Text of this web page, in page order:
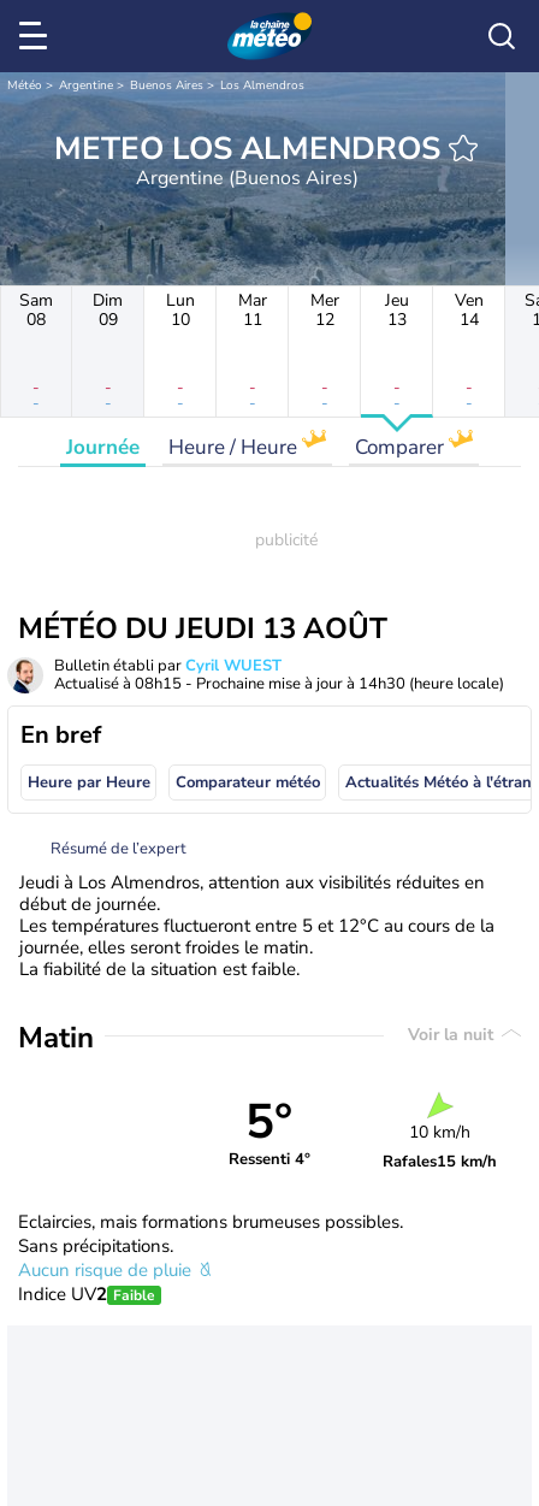
Météo Argentine Buenos Aires Los Almendros
METEO LOS ALMENDROS
Argentine (Buenos Aires)
Sam
08
-
-
Dim
09
-
-
Lun
10
-
-
Mar
11
-
-
Mer
12
-
-
Jeu
13
-
-
Ven
14
-
-
Journée Heure / Heure Comparer
MÉTÉO DU JEUDI 13 AOÛT
Bulletin établi parCyril WUEST
Actualisé à 08h15 - Prochaine mise à jour à 14h30 (heure locale)
En bref
Heure par Heure Comparateur météo
Résumé de l’expert
Jeudi à Los Almendros, attention aux visibilités réduites en
début de journée.
Les températures fluctueront entre 5 et 12°C au cours de la
journée, elles seront froides le matin.
La fiabilité de la situation est faible.
Matin Voir la nuit
5°
Ressenti 4°
10 km/h
Rafales15 km/h
Eclaircies, mais formations brumeuses possibles.
Sans précipitations.
Aucun risque de pluie
Indice UV2 Faible